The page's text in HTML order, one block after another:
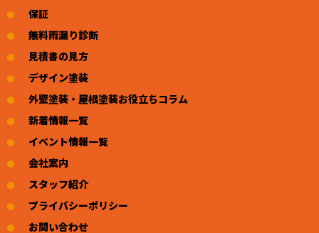
保証
無料雨漏り診断
見積書の見方
デザイン塗装
外壁塗装・屋根塗装お役立ちコラム
新着情報一覧
イベント情報一覧
会社案内
スタッフ紹介
プライバシーポリシー
お問い合わせ